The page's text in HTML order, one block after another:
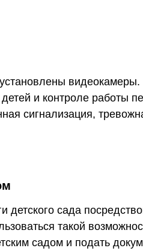
видеокамеры.
и контроле работы
сигнализация,
детского сада
такой
садом и подать